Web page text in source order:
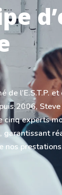
de l’E.S.T.P.
2006,
cinq experts
garantissant
nos